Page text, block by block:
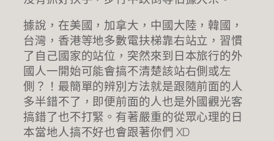
據說，在美國，加拿大，中國大陸，韓國，
台灣，香港等地多數電扶梯靠右站立，習慣
了自己國家的站位，突然來到日本旅行的外
國人一開始可能會搞不清楚該站右側或左
側？！最簡單的辨別方法就是跟隨前面的人
多半錯不了，即便前面的人也是外國觀光客
搞錯了也不打緊。有著嚴重的從眾心理的日
本當地人搞不好也會跟著你們 XD